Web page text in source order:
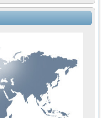
модуля с высоким
радиолокационного
уравнений состояния для
стенда для измерения
для построения картины
определения показателей
для управления источником
вольт-амперных характеристик
нано-, фемто-,
по измерению временных
комплекс на базе